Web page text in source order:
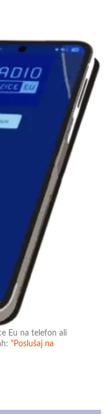
Eu na telefon ali
"Poslušaj na